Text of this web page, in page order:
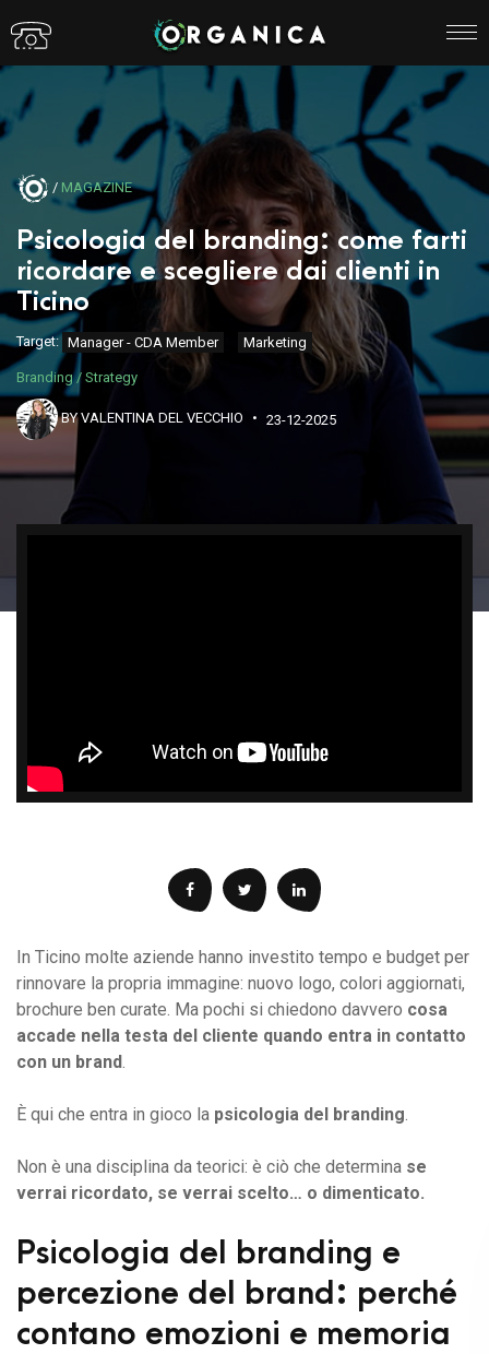
/ MAGAZINE
Psicologia del branding: come farti
ricordare e scegliere dai clienti in
Ticino
Target: Manager - CDA Member Marketing
Branding / Strategy
BY VALENTINA DEL VECCHIO 23-12-2025
In Ticino molte aziende hanno investito tempo e budget per
rinnovare la propria immagine: nuovo logo, colori aggiornati,
brochure ben curate. Ma pochi si chiedono davvero cosa
accade nella testa del cliente quando entra in contatto
con un brand.
È qui che entra in gioco la psicologia del branding.
Non è una disciplina da teorici: è ciò che determina se
verrai ricordato, se verrai scelto… o dimenticato.
Psicologia del branding e
percezione del brand: perché
contano emozioni e memoria